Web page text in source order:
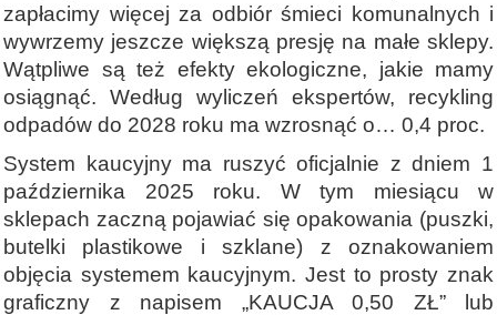
zapłacimy więcej za odbiór śmieci komunalnych i
wywrzemy jeszcze większą presję na małe sklepy.
Wątpliwe są też efekty ekologiczne, jakie mamy
osiągnąć. Według wyliczeń ekspertów, recykling
odpadów do 2028 roku ma wzrosnąć o… 0,4 proc.
System kaucyjny ma ruszyć oficjalnie z dniem 1
października 2025 roku. W tym miesiącu w
sklepach zaczną pojawiać się opakowania (puszki,
butelki plastikowe i szklane) z oznakowaniem
objęcia systemem kaucyjnym. Jest to prosty znak
graficzny z napisem „KAUCJA 0,50 ZŁ” lub